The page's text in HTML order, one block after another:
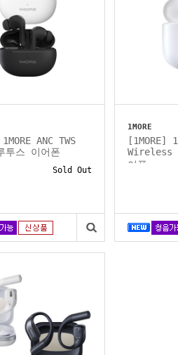
ANC TWS
투스 이어폰
Sold Out
1MORE
[1MORE]
Wireless
어폰